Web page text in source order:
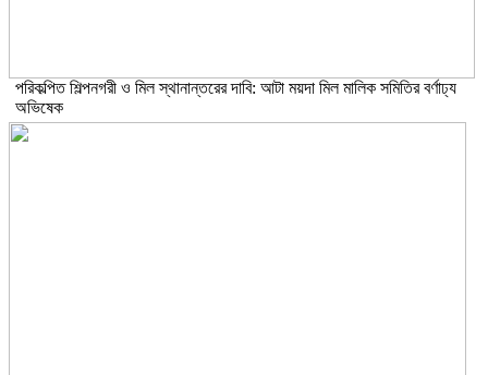
পরিকল্পিত শিল্পনগরী ও মিল স্থানান্তরের দাবি: আটা ময়দা মিল মালিক সমিতির বর্ণাঢ্য
অভিষেক